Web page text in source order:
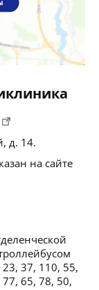
д. 14.
на сайте
37, 110, 55,
65, 78, 50,